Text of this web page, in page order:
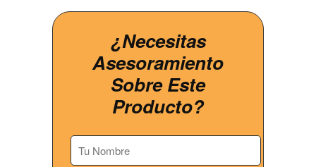
¿Necesitas
Asesoramiento
Sobre Este
Producto?